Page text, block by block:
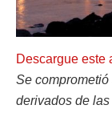
Descargue este
Se
derivados de